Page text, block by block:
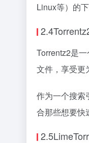
Linux等）的
Torrentz2是
文件，享受更
作为一个搜索
合那些想要快